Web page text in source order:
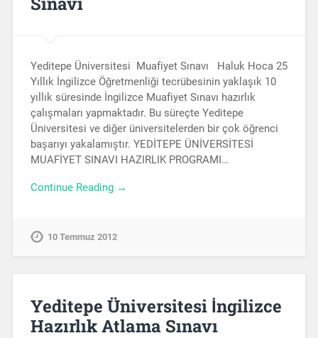
Yeditepe Üniversitesi Muafiyet Sınavı Haluk Hoca 25
Yıllık İngilizce Öğretmenliği tecrübesinin yaklaşık 10
yıllık süresinde İngilizce Muafiyet Sınavı hazırlık
çalışmaları yapmaktadır. Bu süreçte Yeditepe
Üniversitesi ve diğer üniversitelerden bir çok öğrenci
başarıyı yakalamıştır. YEDİTEPE ÜNİVERSİTESİ
MUAFİYET SINAVI HAZIRLIK PROGRAMI…
Continue Reading →
10 Temmuz 2012
Yeditepe Üniversitesi İngilizce
Hazırlık Atlama Sınavı